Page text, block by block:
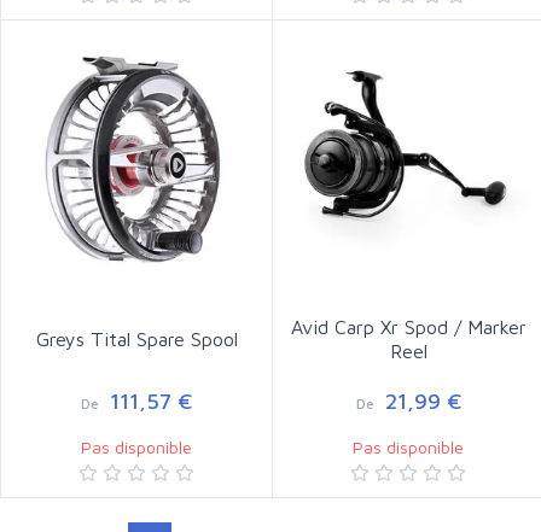
Greys Tital Spare Spool
De 111,57 €
Pas disponible
Avid Carp Xr Spod / Marker
Reel
De 21,99 €
Pas disponible